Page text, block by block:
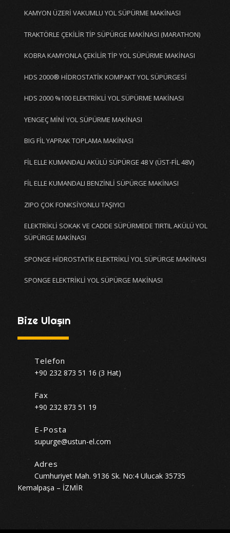
KAMYON ÜZERİ VAKUMLU YOL SÜPÜRME MAKİNASI
TRAKTÖRLE ÇEKİLİR TİP SÜPÜRGE MAKİNASI (MARATHON)
KOBRA KAMYONLA ÇEKİLİR TİP YOL SÜPÜRME MAKİNASI
HDS 2000® HİDROSTATİK KOMPAKT YOL SÜPÜRGESİ
HDS 2000 %100 ELEKTRİKLİ YOL SÜPÜRME MAKİNASI
YENGEÇ MİNİ YOL SÜPÜRME MAKİNASI
BIG FİL YAPRAK TOPLAMA MAKİNASI
FİL ELLE KUMANDALI AKÜLÜ SÜPÜRGE 48 V (ÜST-FİL 48V)
FİL ELLE KUMANDALI BENZİNLİ SÜPÜRGE MAKİNASI
ZIPO ÇOK FONKSİYONLU TAŞIYICI
ELEKTRİKLİ SOKAK VE CADDE SÜPÜRMEDE TIRTIL AKÜLÜ YOL
SÜPÜRGE MAKİNASI
SPONGE HİDROSTATİK ELEKTRİKLİ YOL SÜPÜRGE MAKİNASI
SPONGE ELEKTRİKLİ YOL SÜPÜRGE MAKİNASI
Bize Ulaşın
Telefon
+90 232 873 51 16 (3 Hat)
Fax
+90 232 873 51 19
E-Posta
supurge@ustun-el.com
Adres
Cumhuriyet Mah. 9136 Sk. No:4 Ulucak 35735
Kemalpaşa – İZMİR